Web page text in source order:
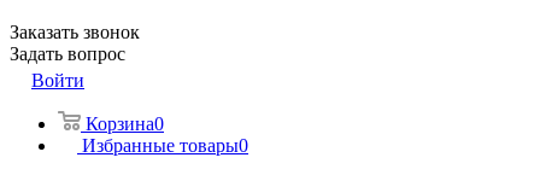
Заказать звонок
Задать вопрос
Войти
Корзина0
Избранные товары0